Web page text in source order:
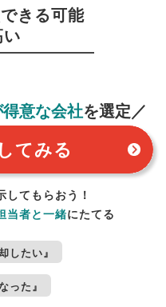
きる可能
意な会社を選定／
してみる
してもらおう！
当者と一緒にたてる
したい』
った』